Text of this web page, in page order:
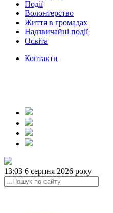
Події
Волонтерство
Життя в громадах
Надзвичайні події
Освіта
Контакти
13:03 6 серпня 2026 року